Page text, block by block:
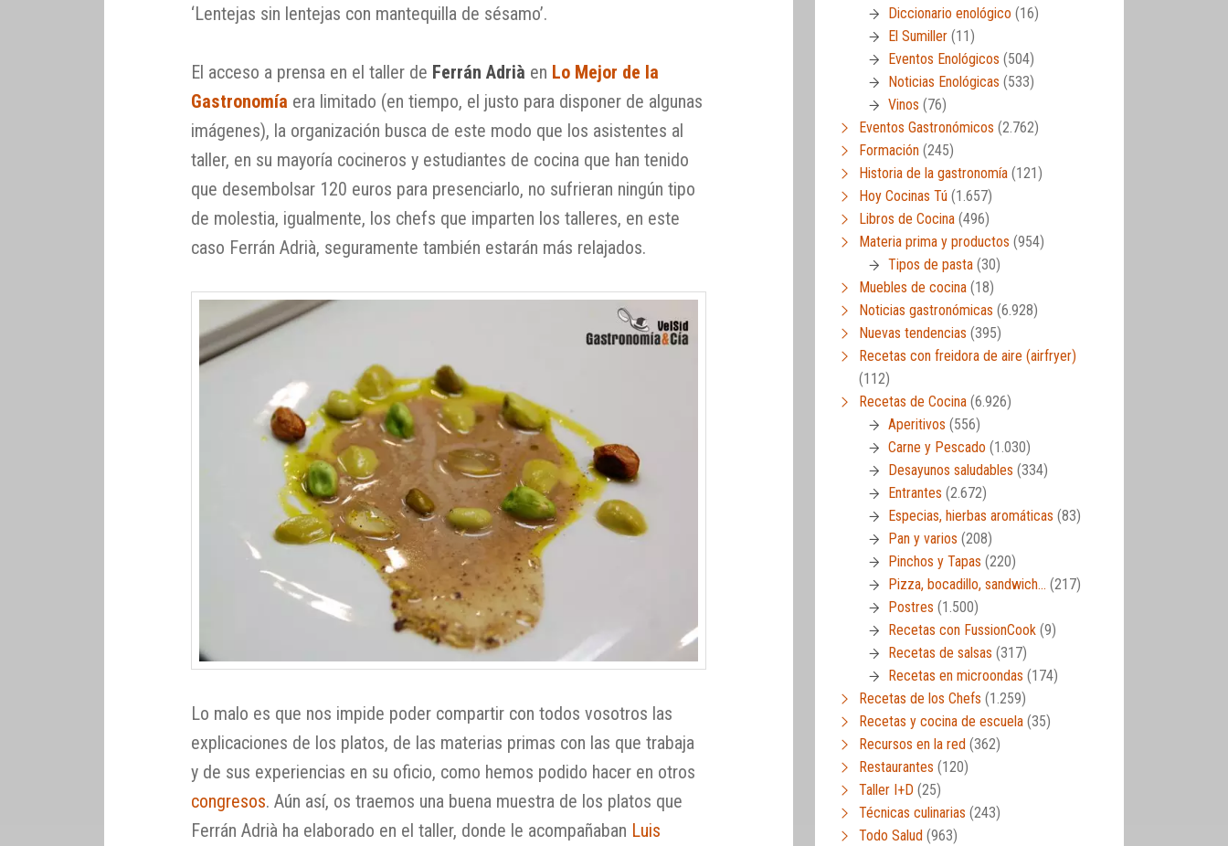
‘Lentejas sin lentejas con mantequilla de sésamo’.
El acceso a prensa en el taller de Ferrán Adrià en Lo Mejor de la
Gastronomía era limitado (en tiempo, el justo para disponer de algunas
imágenes), la organización busca de este modo que los asistentes al
taller, en su mayoría cocineros y estudiantes de cocina que han tenido
que desembolsar 120 euros para presenciarlo, no sufrieran ningún tipo
de molestia, igualmente, los chefs que imparten los talleres, en este
caso Ferrán Adrià, seguramente también estarán más relajados.
Lo malo es que nos impide poder compartir con todos vosotros las
explicaciones de los platos, de las materias primas con las que trabaja
y de sus experiencias en su oficio, como hemos podido hacer en otros
congresos. Aún así, os traemos una buena muestra de los platos que
Ferrán Adrià ha elaborado en el taller, donde le acompañaban Luis
Diccionario enológico (16)
El Sumiller (11)
Eventos Enológicos (504)
Noticias Enológicas (533)
Vinos (76)
Eventos Gastronómicos (2.762)
Formación (245)
Historia de la gastronomía (121)
Hoy Cocinas Tú (1.657)
Libros de Cocina (496)
Materia prima y productos (954)
Tipos de pasta (30)
Muebles de cocina (18)
Noticias gastronómicas (6.928)
Nuevas tendencias (395)
Recetas con freidora de aire (airfryer)
(112)
Recetas de Cocina (6.926)
Aperitivos (556)
Carne y Pescado (1.030)
Desayunos saludables (334)
Entrantes (2.672)
Especias, hierbas aromáticas (83)
Pan y varios (208)
Pinchos y Tapas (220)
Pizza, bocadillo, sandwich… (217)
Postres (1.500)
Recetas con FussionCook (9)
Recetas de salsas (317)
Recetas en microondas (174)
Recetas de los Chefs (1.259)
Recetas y cocina de escuela (35)
Recursos en la red (362)
Restaurantes (120)
Taller I+D (25)
Técnicas culinarias (243)
Todo Salud (963)